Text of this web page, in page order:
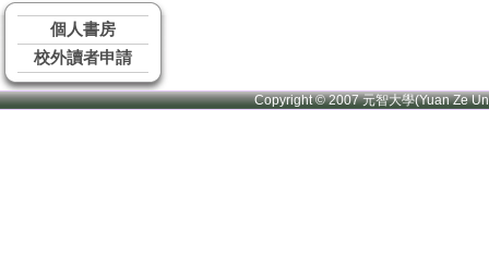
個人書房
校外讀者申請
Copyright © 2007 元智大學(Yuan Ze